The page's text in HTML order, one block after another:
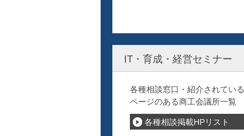
IT・育成・経営セミナー
各種相談窓口・紹介されている
ページのある商工会議所一覧
各種相談掲載HPリスト